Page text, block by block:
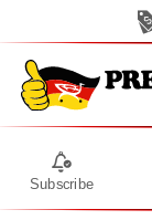
Subscribe